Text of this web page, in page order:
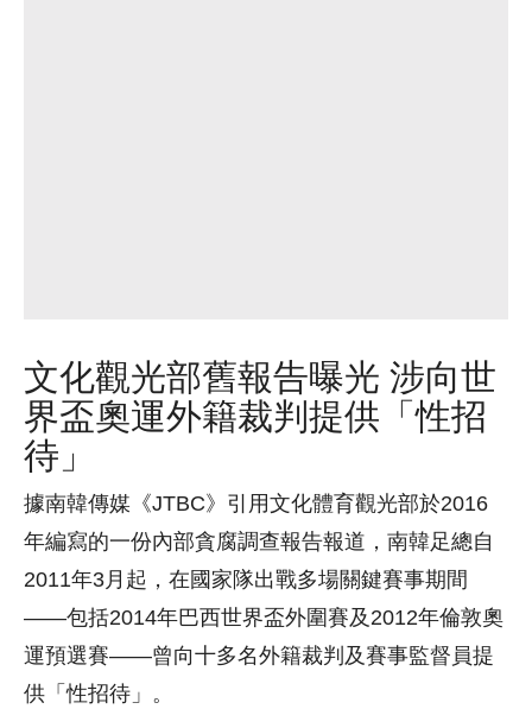
文化觀光部舊報告曝光 涉向世
界盃奧運外籍裁判提供「性招
待」
據南韓傳媒《JTBC》引用文化體育觀光部於2016
年編寫的一份內部貪腐調查報告報道，南韓足總自
2011年3月起，在國家隊出戰多場關鍵賽事期間
——包括2014年巴西世界盃外圍賽及2012年倫敦奧
運預選賽——曾向十多名外籍裁判及賽事監督員提
供「性招待」。